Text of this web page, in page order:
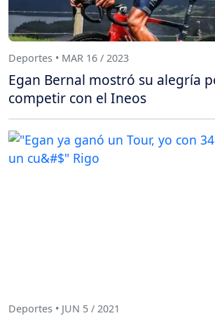
Deportes • MAR 16 / 2023
Egan Bernal mostró su alegría
competir con el Ineos
Deportes • JUN 5 / 2021